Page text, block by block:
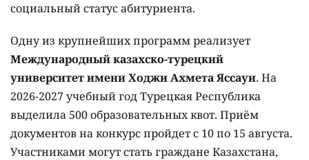
социальный статус абитуриента.
Одну из крупнейших программ реализует
Международный казахско-турецкий
университет имени Ходжи Ахмета Яссауи. На
2026-2027 учебный год Турецкая Республика
выделила 500 образовательных квот. Приём
документов на конкурс пройдет с 10 по 15 августа.
Участниками могут стать граждане Казахстана,